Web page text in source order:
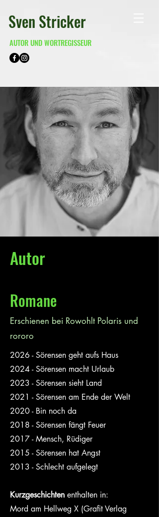
Sven Stricker
AUTOR UND WORTREGISSEUR
Autor
Romane
Erschienen bei Rowohlt Polaris und
rororo
2026 - Sörensen geht aufs Haus
2024 - Sörensen macht Urlaub
2023 - Sörensen sieht Land
2021 - Sörensen am Ende der Welt
2020 - Bin noch da
2018 - Sörensen fängt Feuer
2017 - Mensch, Rüdiger
2015 - Sörensen hat Angst
2013 - Schlecht aufgelegt
Kurzgeschichten enthalten in:
Mord am Hellweg X (Grafit Verlag